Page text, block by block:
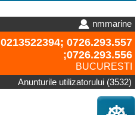
nmmarine
0213522394; 0726.293.557
;0726.293.556
BUCURESTI
Anunturile utilizatorului (3532)